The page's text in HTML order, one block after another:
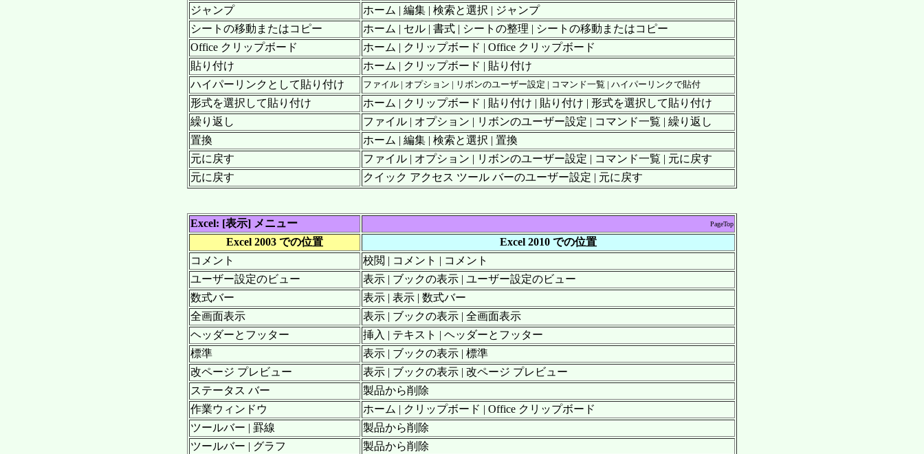
ジャンプ
ホーム | 編集 | 検索と選択 | ジャンプ
シートの移動またはコピー
ホーム | セル | 書式 | シートの整理 | シートの移動またはコピー
Office クリップボード
ホーム | クリップボード | Office クリップボード
貼り付け
ホーム | クリップボード | 貼り付け
ハイパーリンクとして貼り付け
ファイル | オプション | リボンのユーザー設定 | コマンド一覧 | ハイパーリンクで貼付
形式を選択して貼り付け
ホーム | クリップボード | 貼り付け | 貼り付け | 形式を選択して貼り付け
繰り返し
ファイル | オプション | リボンのユーザー設定 | コマンド一覧 | 繰り返し
置換
ホーム | 編集 | 検索と選択 | 置換
元に戻す
ファイル | オプション | リボンのユーザー設定 | コマンド一覧 | 元に戻す
元に戻す
クイック アクセス ツール バーのユーザー設定 | 元に戻す
Excel: [表示] メニュー PageTop
Excel 2003 での位置
Excel 2010 での位置
コメント
校閲 | コメント | コメント
ユーザー設定のビュー
表示 | ブックの表示 | ユーザー設定のビュー
数式バー
表示 | 表示 | 数式バー
全画面表示
表示 | ブックの表示 | 全画面表示
ヘッダーとフッター
挿入 | テキスト | ヘッダーとフッター
標準
表示 | ブックの表示 | 標準
改ページ プレビュー
表示 | ブックの表示 | 改ページ プレビュー
ステータス バー
製品から削除
作業ウィンドウ
ホーム | クリップボード | Office クリップボード
ツールバー | 罫線
製品から削除
ツールバー | グラフ
製品から削除